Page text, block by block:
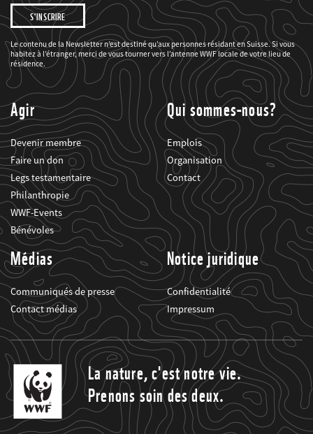
Je
souhaite
être
informé(e)
des
projets
du
WWF.
Le contenu de la Newsletter n’est destiné qu’aux personnes résidant en Suisse. Si vous
habitez à l’étranger, merci de vous tourner vers l’antenne WWF locale de votre lieu de
résidence.
Agir
Devenir membre
Faire un don
Legs testamentaire
Philanthropie
WWF-Events
Bénévoles
Qui sommes-nous?
Emplois
Organisation
Contact
Médias
Communiqués de presse
Contact médias
Notice juridique
Confidentialité
Impressum
La nature, c'est notre vie.
Prenons soin des deux.